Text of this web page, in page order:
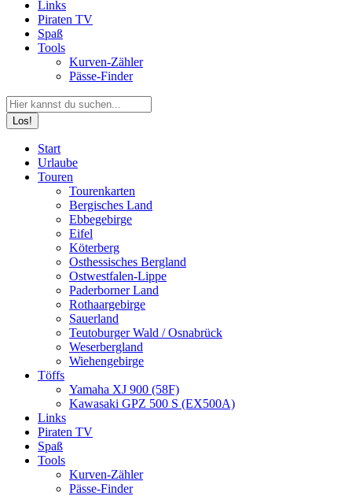
Links
Piraten TV
Spaß
Tools
Kurven-Zähler
Pässe-Finder
Search:
page
opens
page
opens
page
opens
Start
Urlaube
Touren
Tourenkarten
Bergisches Land
Ebbegebirge
Eifel
Köterberg
Osthessisches Bergland
Ostwestfalen-Lippe
Paderborner Land
Rothaargebirge
Sauerland
Teutoburger Wald / Osnabrück
Weserbergland
Wiehengebirge
Töffs
Yamaha XJ 900 (58F)
Kawasaki GPZ 500 S (EX500A)
Links
Piraten TV
Spaß
Tools
Kurven-Zähler
Pässe-Finder